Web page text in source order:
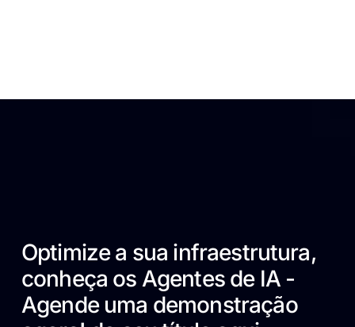
Optimize a sua infraestrutura,
conheça os Agentes de IA -
Agende uma demonstração